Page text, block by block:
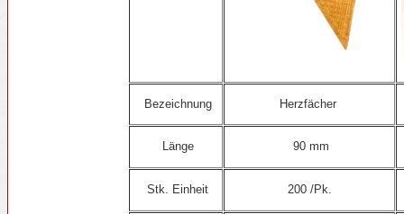
Bezeichnung Herzfächer
Länge 90 mm
Stk. Einheit 200 /Pk.